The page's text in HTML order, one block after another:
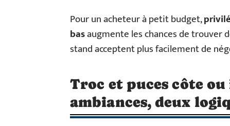
Pour un acheteur à petit budget,
basaugmente les chances de trouver
stand acceptent plus facilement de
Troc et puces côte
ambiances, deux